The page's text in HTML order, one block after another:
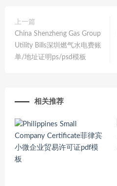
上一篇
China Shenzheng Gas Group
Utility Bills深圳燃气水电费账
单/地址证明ps/psd模板
相关推荐